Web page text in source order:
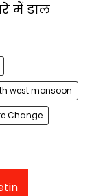
में डाल
west monsoon
Change